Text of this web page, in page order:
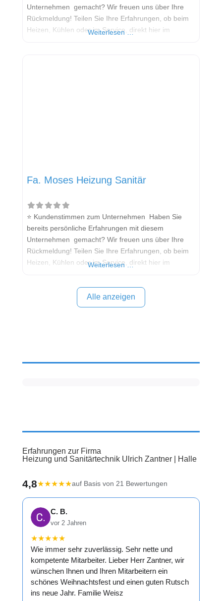
Unternehmen gemacht? Wir freuen uns über Ihre
Rückmeldung! Teilen Sie Ihre Erfahrungen, ob beim
Heizen, Kühlen oder im Service, direkt hier im
Weiterlesen …
Fa. Moses Heizung Sanitär
⭐ Kundenstimmen zum Unternehmen Haben Sie
bereits persönliche Erfahrungen mit diesem
Unternehmen gemacht? Wir freuen uns über Ihre
Rückmeldung! Teilen Sie Ihre Erfahrungen, ob beim
Heizen, Kühlen oder im Service, direkt hier im
Sollten Sie eine kritische Meinung äußern, so geben
Sie diese bitte mit konkreten Details an und bleiben
Weiterlesen …
Alle anzeigen
Erfahrungen zur Firma
Heizung und Sanitärtechnik Ulrich Zantner | Halle
4,8★★★★★auf Basis von 21 Bewertungen
C. B.
vor 2 Jahren
★★★★★
Wie immer sehr zuverlässig. Sehr nette und
kompetente Mitarbeiter. Lieber Herr Zantner, wir
wünschen Ihnen und Ihren Mitarbeitern ein
schönes Weihnachtsfest und einen guten Rutsch
ins neue Jahr. Familie Weisz